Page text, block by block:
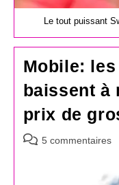
Le tout puissant
Mobile:
baissent à
prix de
Commentaires
5 commentaires